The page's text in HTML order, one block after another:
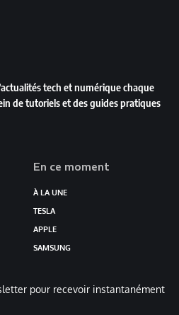
tech et numérique chaque
de tutoriels et des guides pratiques
En ce moment
À LA UNE
TESLA
APPLE
SAMSUNG
pour recevoir instantanément